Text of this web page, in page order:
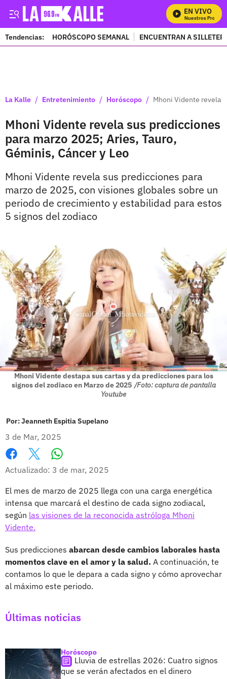
EN VIVO
Mira Todos Nuestros
Tendencias: HORÓSCOPO SEMANAL ENCUENTRAN A
La Kalle / Entretenimiento / Horóscopo / Mhoni Vidente revela
Mhoni Vidente revela sus predicciones
para marzo 2025; Aries, Tauro,
Géminis, Cáncer y Leo
Mhoni Vidente revela sus predicciones para
marzo de 2025, con visiones globales sobre un
periodo de crecimiento y estabilidad para estos
5 signos del zodiaco
Mhoni Vidente destapa sus cartas y da predicciones para los
signos del zodiaco en Marzo de 2025 /Foto: captura de pantalla
Youtube
Por:Jeanneth Espitia Supelano
3 de Mar, 2025
Facebook
X
Actualizado: 3 de mar, 2025
El mes de marzo de 2025 llega con una carga energética
intensa que marcará el destino de cada signo zodiacal,
según las visiones de la reconocida astróloga Mhoni
Vidente.
Sus predicciones abarcan desde cambios laborales hasta
momentos clave en el amor y la salud. A continuación, te
contamos lo que le depara a cada signo y cómo aprovechar
al máximo este periodo.
Últimas noticias
Horóscopo
Lluvia de estrellas 2026: Cuatro signos
que se verán afectados en el dinero